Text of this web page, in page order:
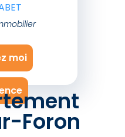
moi
Foron